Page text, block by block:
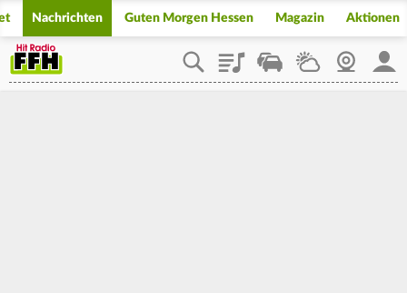
Nachrichten Guten Morgen Hessen Magazin Aktionen
PlaylistStaupilotWetterWebcam